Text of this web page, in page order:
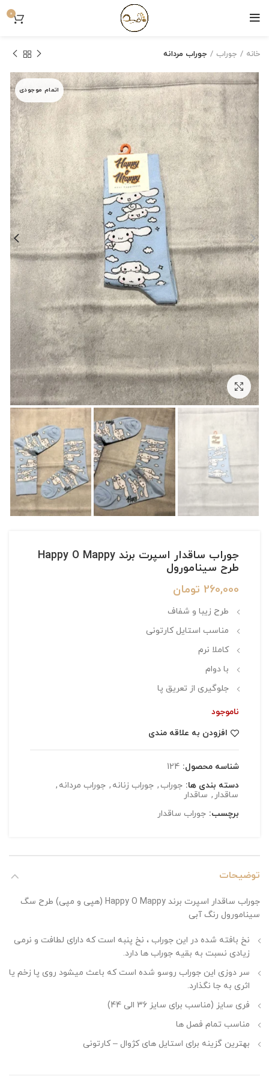
0
خانه جوراب جوراب مردانه
اتمام موجودی
بزرگنمایی تصویر
جوراب ساقدار اسپرت برند Happy O Mappy
طرح سینامورول
260,000 تومان
طرح زیبا و شفاف
مناسب استایل کارتونی
کاملا نرم
با دوام
جلوگیری از تعریق پا
ناموجود
افزودن به علاقه مندی
شناسه محصول: 124
دسته بندی ها: جوراب , جوراب زنانه , جوراب مردانه ,
ساقدار , ساقدار
برچسب: جوراب ساقدار
توضیحات
جوراب ساقدار اسپرت برند Happy O Mappy (هپی و مپی) طرح سگ
سینامورول رنگ آبی
نخ بافته شده در این جوراب ، نخ پنبه است که دارای لطافت و نرمی
زیادی نسبت به بقیه جوراب ها دارد.
سر دوزی این جوراب روسو شده است که باعث میشود روی پا زخم یا
اثری به جا نگذارد.
فری سایز (مناسب برای سایز 36 الی 44)
مناسب تمام فصل ها
بهترین گزینه برای استایل های کژوال – کارتونی